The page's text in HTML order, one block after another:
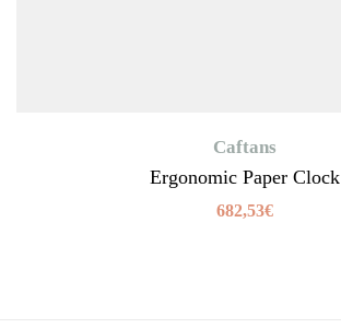
Caftans
Ergonomic Paper Clock
682,53€